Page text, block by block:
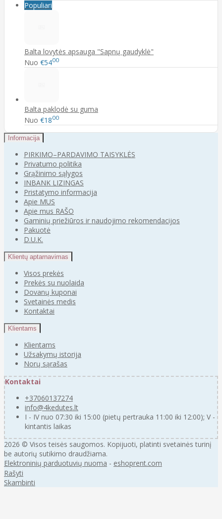
Populiari
Balta lovytės apsauga "Sapnų gaudyklė"
Nuo €5400
Balta paklodė su guma
Nuo €1800
Informacija
PIRKIMO–PARDAVIMO TAISYKLĖS
Privatumo politika
Grąžinimo sąlygos
INBANK LIZINGAS
Pristatymo informacija
Apie MUS
Apie mus RAŠO
Gaminių priežiūros ir naudojimo rekomendacijos
Pakuotė
D.U.K.
Klientų aptarnavimas
Visos prekės
Prekės su nuolaida
Dovanų kuponai
Svetainės medis
Kontaktai
Klientams
Klientams
Užsakymų istorija
Norų sąrašas
Kontaktai
+37060137274
info@4kedutes.lt
I - IV nuo 07:30 iki 15:00 (pietų pertrauka 11:00 iki 12:00); V -
kintantis laikas
2026 © Visos teisės saugomos. Kopijuoti, platinti svetainės turinį
be autorių sutikimo draudžiama.
Elektroninių parduotuvių nuoma - eshoprent.com
Rašyti
Skambinti